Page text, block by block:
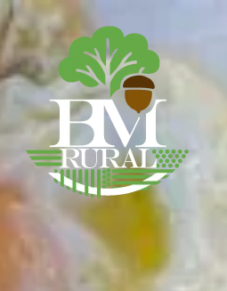
BM RURAL